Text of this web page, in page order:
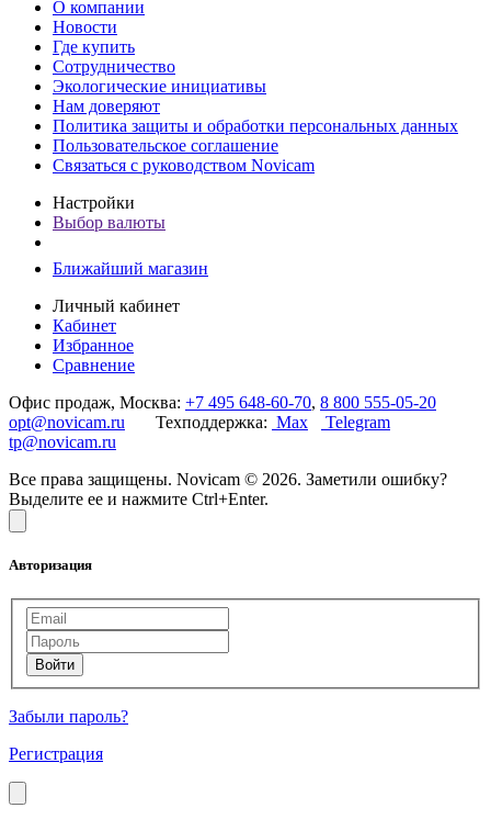
О компании
Новости
Где купить
Сотрудничество
Экологические инициативы
Нам доверяют
Политика защиты и обработки персональных данных
Пользовательское соглашение
Связаться с руководством Novicam
Настройки
Выбор валюты
Ближайший магазин
Личный кабинет
Кабинет
Избранное
Сравнение
Офис продаж, Москва: +7 495 648-60-70, 8 800 555-05-20
opt@novicam.ru Техподдержка: Max
Telegram
tp@novicam.ru
Все права защищены. Novicam © 2026. Заметили ошибку?
Выделите ее и нажмите Ctrl+Enter.
Авторизация
Забыли пароль?
Регистрация